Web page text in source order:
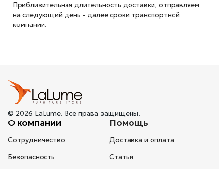
Приблизительная длительность доставки, отправляем
на следующий день - далее сроки транспортной
компании.
© 2026 LaLume. Все права защищены.
О компании
Сотрудничество
Безопасность
Помощь
Доставка и оплата
Статьи